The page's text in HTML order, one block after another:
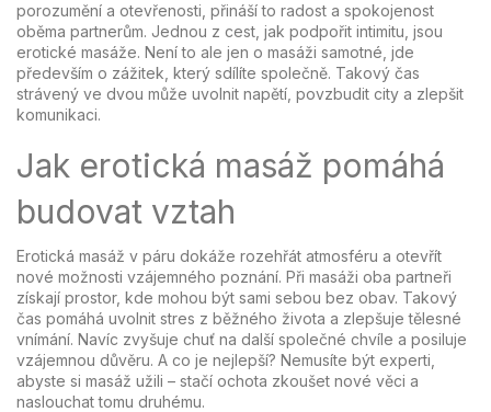
porozumění a otevřenosti, přináší to radost a spokojenost
oběma partnerům. Jednou z cest, jak podpořit intimitu, jsou
erotické masáže. Není to ale jen o masáži samotné, jde
především o zážitek, který sdílíte společně. Takový čas
strávený ve dvou může uvolnit napětí, povzbudit city a zlepšit
komunikaci.
Jak erotická masáž pomáhá
budovat vztah
Erotická masáž v páru dokáže rozehřát atmosféru a otevřít
nové možnosti vzájemného poznání. Při masáži oba partneři
získají prostor, kde mohou být sami sebou bez obav. Takový
čas pomáhá uvolnit stres z běžného života a zlepšuje tělesné
vnímání. Navíc zvyšuje chuť na další společné chvíle a posiluje
vzájemnou důvěru. A co je nejlepší? Nemusíte být experti,
abyste si masáž užili – stačí ochota zkoušet nové věci a
naslouchat tomu druhému.